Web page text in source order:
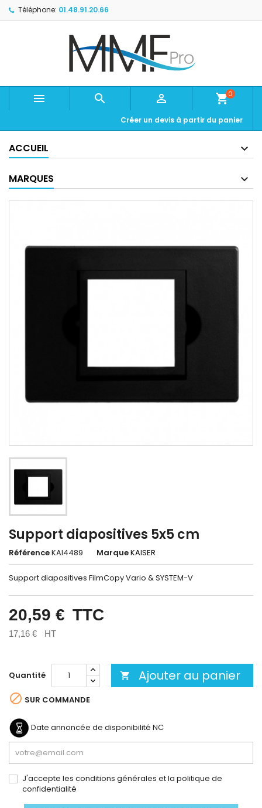
Téléphone: 01.48.91.20.66
   shopping_cart0
Créer un devis à partir du panier
ACCUEIL
MARQUES
Support diapositives 5x5 cm
RéférenceKAI4489 MarqueKAISER
Support diapositives FilmCopy Vario & SYSTEM-V
20,59 € TTC
17,16 € HT
Quantité  Ajouter au panier
 SUR COMMANDE
Date annoncée de disponibilité NC
J'accepte les conditions générales et la politique de
confidentialité